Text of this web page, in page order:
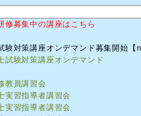
修募集中の講座はこちら
験対策講座オンデマンド募集開始【
試験対策講座オンデマンド
教員講習会
実習指導者講習会
実習指導者講習会